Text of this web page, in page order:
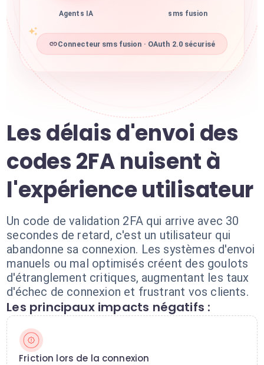
Agents IA sms fusion
Connecteur sms fusion · OAuth 2.0 sécurisé
Les délais d'envoi des
codes 2FA nuisent à
l'expérience utilisateur
Un code de validation 2FA qui arrive avec 30
secondes de retard, c'est un utilisateur qui
abandonne sa connexion. Les systèmes d'envoi
manuels ou mal optimisés créent des goulots
d'étranglement critiques, augmentant les taux
d'échec de connexion et frustrant vos clients.
Les principaux impacts négatifs :
Friction lors de la connexion